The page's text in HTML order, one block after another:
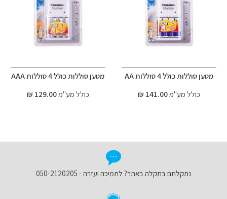
מטען סוללות כולל 4 סוללות AA
כולל מע"מ141.00 ₪
מטען סוללות כולל 4 סוללות AAA
כולל מע"מ129.00 ₪
נתקלתם בתקלה באתר? לתמיכה ועזרה - 050-2120205